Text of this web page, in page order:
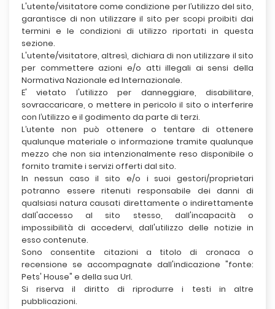
L'utente/visitatore come condizione per l’utilizzo del sito,
garantisce di non utilizzare il sito per scopi proibiti dai
termini e le condizioni di utilizzo riportati in questa
sezione.
L'utente/visitatore, altresì, dichiara di non utilizzare il sito
per commettere azioni e/o atti illegali ai sensi della
Normativa Nazionale ed Internazionale.
E' vietato l'utilizzo per danneggiare, disabilitare,
sovraccaricare, o mettere in pericolo il sito o interferire
con l’utilizzo e il godimento da parte di terzi.
L’utente non può ottenere o tentare di ottenere
qualunque materiale o informazione tramite qualunque
mezzo che non sia intenzionalmente reso disponibile o
fornito tramite i servizi offerti dal sito.
In nessun caso il sito e/o i suoi gestori/proprietari
potranno essere ritenuti responsabile dei danni di
qualsiasi natura causati direttamente o indirettamente
dall'accesso al sito stesso, dall'incapacità o
impossibilità di accedervi, dall'utilizzo delle notizie in
esso contenute.
Sono consentite citazioni a titolo di cronaca o
recensione se accompagnate dall'indicazione "fonte:
Pets' House" e della sua Url.
Si riserva il diritto di riprodurre i testi in altre
pubblicazioni.